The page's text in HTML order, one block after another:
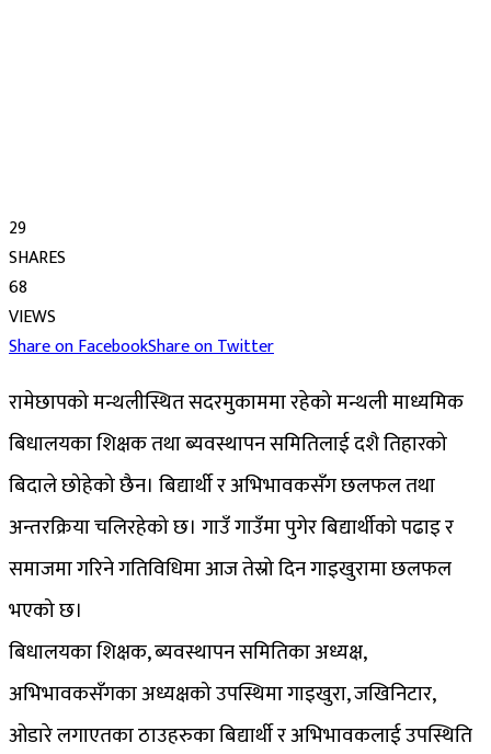
29
SHARES
68
VIEWS
Share on FacebookShare on Twitter
रामेछापको मन्थलीस्थित सदरमुकाममा रहेको मन्थली माध्यमिक
बिधालयका शिक्षक तथा ब्यवस्थापन समितिलाई दशै तिहारको
बिदाले छोहेको छैन। बिद्यार्थी र अभिभावकसँग छलफल तथा
अन्तरक्रिया चलिरहेको छ। गाउँ गाउँमा पुगेर बिद्यार्थीको पढाइ र
समाजमा गरिने गतिविधिमा आज तेस्रो दिन गाइखुरामा छलफल
भएको छ।
बिधालयका शिक्षक, ब्यवस्थापन समितिका अध्यक्ष,
अभिभावकसँगका अध्यक्षको उपस्थिमा गाइखुरा, जखिनिटार,
ओडारे लगाएतका ठाउहरुका बिद्यार्थी र अभिभावकलाई उपस्थिति